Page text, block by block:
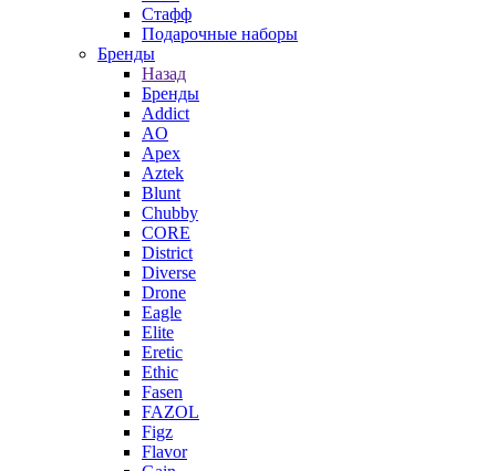
Стафф
Подарочные наборы
Бренды
Назад
Бренды
Addict
AO
Apex
Aztek
Blunt
Chubby
CORE
District
Diverse
Drone
Eagle
Elite
Eretic
Ethic
Fasen
FAZOL
Figz
Flavor